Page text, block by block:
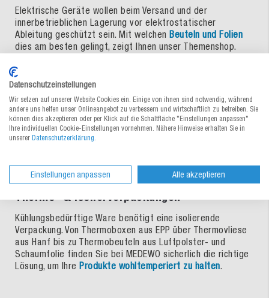
Elektrische Geräte wollen beim Versand und der
innerbetrieblichen Lagerung vor elektrostatischer
Ableitung geschützt sein. Mit welchen Beuteln und Folien
dies am besten gelingt, zeigt Ihnen unser Themenshop.
Gefahrgutverpackungen
Wer Gefahrgut transportiert, für den ist Sicherheit das
oberste Gebot. Die richtige Verpackungist dabei ein
wichtiger Bestandteil in der Handhabung der gefährlichen
Güter. Unser Themenshop zeigt Ihnen, welche Kartons,
Thermo- & Isolierverpackungen
Kühlungsbedürftige Ware benötigt eine isolierende
Verpackung. Von Thermoboxen aus EPP über Thermovliese
aus Hanf bis zu Thermobeuteln aus Luftpolster- und
Schaumfolie finden Sie bei MEDEWO sicherlich die richtige
Lösung, um Ihre Produkte wohltemperiert zu halten.
Datenschutzeinstellungen
Wir setzen auf unserer Website Cookies ein. Einige von ihnen sind notwendig, während
andere uns helfen unser Onlineangebot zu verbessern und wirtschaftlich zu betreiben. Sie
können dies akzeptieren oder per Klick auf die Schaltfläche "Einstellungen anpassen"
Ihre individuellen Cookie-Einstellungen vornehmen. Nähere Hinweise erhalten Sie in
unserer Datenschutzerklärung.
Einstellungen anpassen Alle akzeptieren